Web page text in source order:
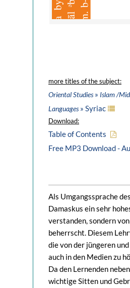
more titles of the subject:
Oriental Studies» Islam /
Languages» Syriac
Download:
Table of Contents
Free MP3 Download -
Als Umgangssprache
Damaskus ein sehr
verstanden, sondern
beherrscht. Diesem
die von der jüngeren
auch in den Medien zu
Da den Lernenden
wichtige Sitten und